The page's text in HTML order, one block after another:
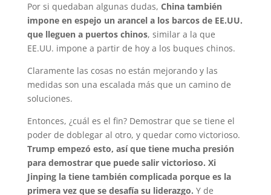
Por si quedaban algunas dudas, China también
impone en espejo un arancel a los barcos de EE.UU.
que lleguen a puertos chinos, similar a la que
EE.UU. impone a partir de hoy a los buques chinos.
Claramente las cosas no están mejorando y las
medidas son una escalada más que un camino de
soluciones.
Entonces, ¿cuál es el fin? Demostrar que se tiene el
poder de doblegar al otro, y quedar como victorioso.
Trump empezó esto, así que tiene mucha presión
para demostrar que puede salir victorioso. Xi
Jinping la tiene también complicada porque es la
primera vez que se desafía su liderazgo. Y de